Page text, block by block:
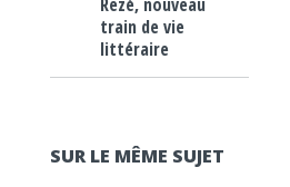
train de vie
littéraire
SUR LE MÊME SUJET